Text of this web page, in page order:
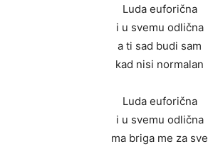
Luda euforična
i u svemu odlična
a ti sad budi sam
kad nisi normalan
Luda euforična
i u svemu odlična
ma briga me za sve